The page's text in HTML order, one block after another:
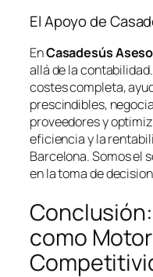
El Apoyo de
EnCasadesús
allá de la
costes completa,
prescindibles,
proveedores y
eficiencia y la
Barcelona. Somos el
en la toma de
como